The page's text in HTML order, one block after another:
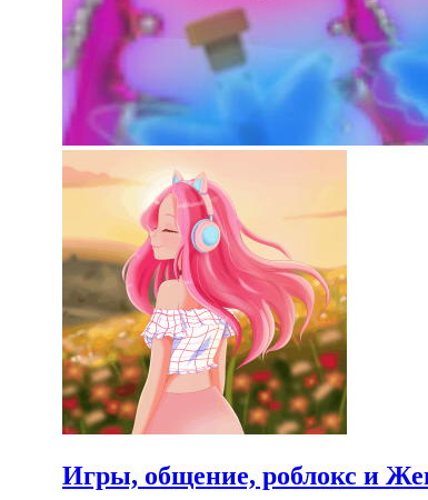
Игры, общение, роблокс и